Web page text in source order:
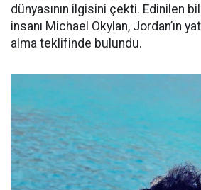
dünyasının ilgisini çekti. Edinilen
insanı Michael Okylan, Jordan’ın
alma teklifinde bulundu.